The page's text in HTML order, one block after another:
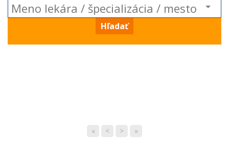
Hľadať
« < > »